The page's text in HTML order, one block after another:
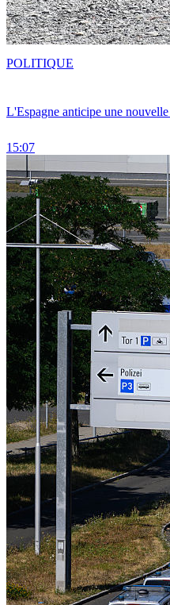
L'Espagne anticipe une
15:07
POLITIQUE